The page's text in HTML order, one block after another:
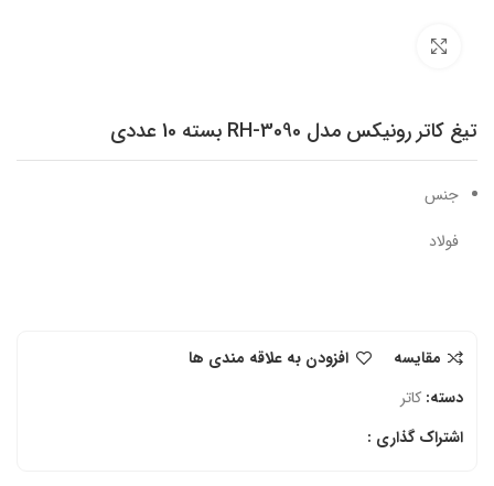
تیغ کاتر رونیکس مدل RH-3090 بسته 10 عددی
جنس
فولاد
مقایسه
افزودن به علاقه مندی ها
دسته: کاتر
اشتراک گذاری :